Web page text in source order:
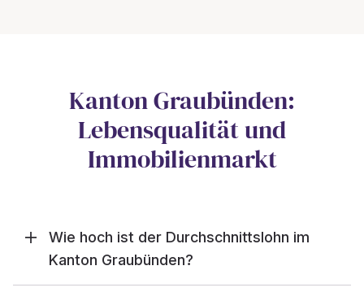
Kanton Graubünden:
Lebensqualität und
Immobilienmarkt
Wie hoch ist der Durchschnittslohn im
Kanton Graubünden?